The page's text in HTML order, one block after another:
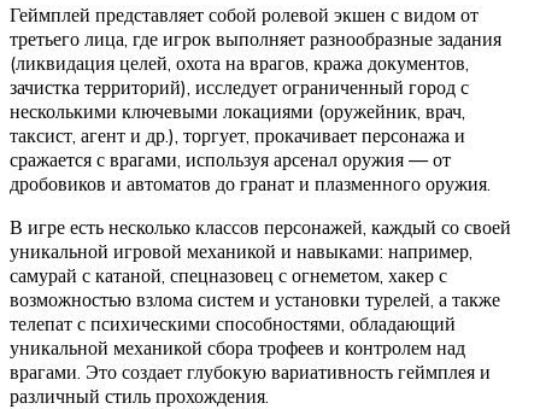
Геймплей представляет собой ролевой экшен с видом от
третьего лица, где игрок выполняет разнообразные задания
(ликвидация целей, охота на врагов, кража документов,
зачистка территорий), исследует ограниченный город с
несколькими ключевыми локациями (оружейник, врач,
таксист, агент и др.), торгует, прокачивает персонажа и
сражается с врагами, используя арсенал оружия — от
дробовиков и автоматов до гранат и плазменного оружия.
В игре есть несколько классов персонажей, каждый со своей
уникальной игровой механикой и навыками: например,
самурай с катаной, спецназовец с огнеметом, хакер с
возможностью взлома систем и установки турелей, а также
телепат с психическими способностями, обладающий
уникальной механикой сбора трофеев и контролем над
врагами. Это создает глубокую вариативность геймплея и
различный стиль прохождения.